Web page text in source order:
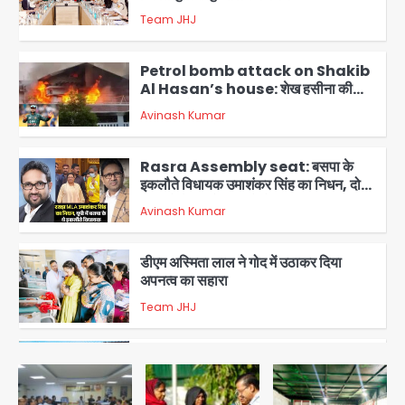
2 Team JHJ
3
Petrol bomb attack on Shakib
Al Hasan’s house: शेख हसीना की
वर्चुअल प्रेस कॉन्फ्रेंस में जुड़ने पर भड़का
गुस्सा, शाकिब अल हसन के मगुरा स्थित घर पर
पेट्रोल बम से हमला
Avinash Kumar
4
Rasra Assembly seat: बसपा के
इकलौते विधायक उमाशंकर सिंह का निधन, दो
साल से कैंसर से जूझ रहे थे
Avinash Kumar
5
डीएम अस्मिता लाल ने गोद में उठाकर दिया
अपनत्व का सहारा
Team JHJ
करने वाले 11 बांग्लादेशी नागरिक सेंट्रल जिला
पुलिस के हत्थे चढ़े